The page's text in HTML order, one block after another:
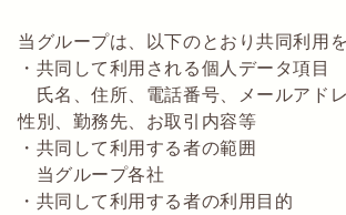
当グループは、以下のとおり共同利用を
・共同して利用される個人データ項目
氏名、住所、電話番号、メールアドレ
性別、勤務先、お取引内容等
・共同して利用する者の範囲
当グループ各社
・共同して利用する者の利用目的